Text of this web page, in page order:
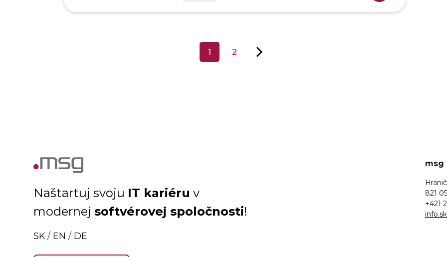
1 2
Naštartuj svoju IT kariéru v
modernejsoftvérovej spoločnosti!
SK / EN / DE
msg
821
+421